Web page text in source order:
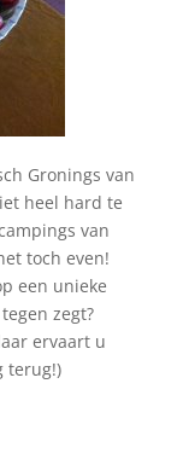
Gronings van
heel hard te
van
toch even!
een unieke
zegt?
ervaart u
terug!)